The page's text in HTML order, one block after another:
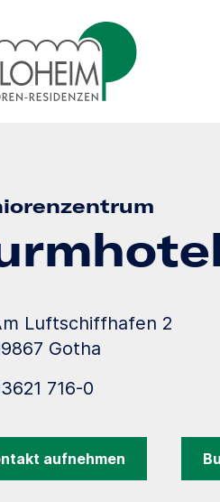
Luftschiffhafen 2
Gotha
716-0
aufnehmen